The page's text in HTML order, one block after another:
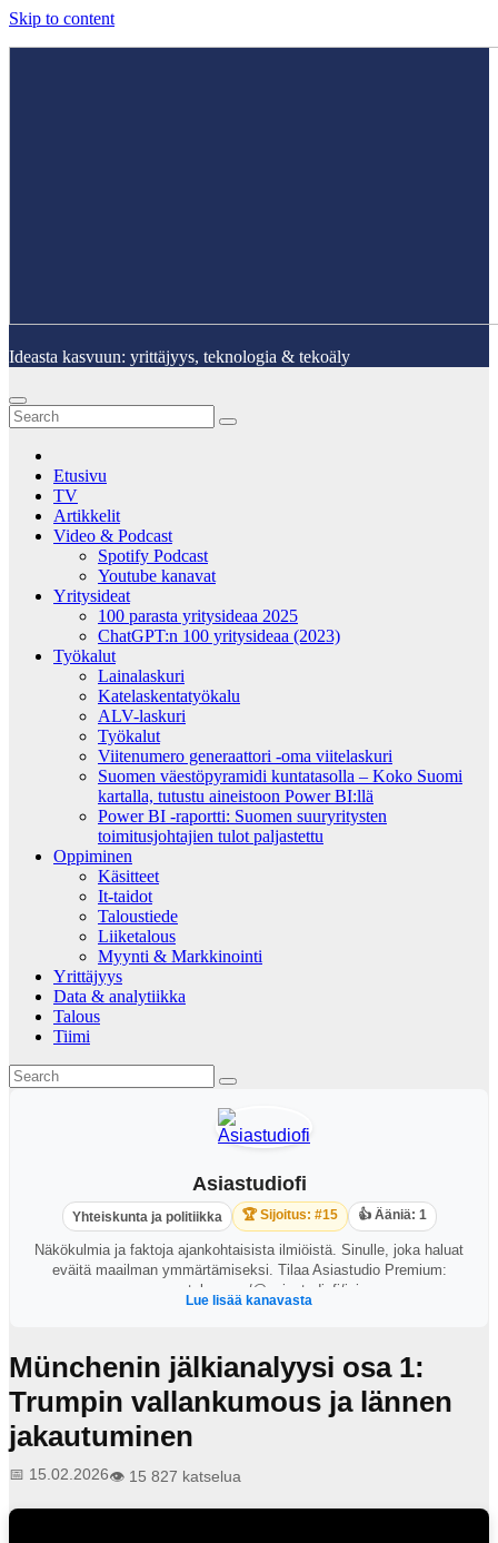
Skip to content
Ideasta kasvuun: yrittäjyys, teknologia & tekoäly
Etusivu
TV
Artikkelit
Video & Podcast
Spotify Podcast
Youtube kanavat
Yritysideat
100 parasta yritysideaa 2025
ChatGPT:n 100 yritysideaa (2023)
Työkalut
Lainalaskuri
Katelaskentatyökalu
ALV-laskuri
Työkalut
Viitenumero generaattori -oma viitelaskuri
Suomen väestöpyramidi kuntatasolla – Koko Suomi
kartalla, tutustu aineistoon Power BI:llä
Power BI -raportti: Suomen suuryritysten
toimitusjohtajien tulot paljastettu
Oppiminen
Käsitteet
It-taidot
Taloustiede
Liiketalous
Myynti & Markkinointi
Yrittäjyys
Data & analytiikka
Talous
Tiimi
Asiastudiofi
Yhteiskunta ja politiikka 🏆 Sijoitus: #15 👍 Ääniä: 1
Näkökulmia ja faktoja ajankohtaisista ilmiöistä. Sinulle, joka haluat
eväitä maailman ymmärtämiseksi. Tilaa Asiastudio Premium:
www.youtube.com/@asiastudiofi/join
Lue lisää kanavasta
Münchenin jälkianalyysi osa 1:
Trumpin vallankumous ja lännen
jakautuminen
📅 15.02.2026👁️ 15 827 katselua